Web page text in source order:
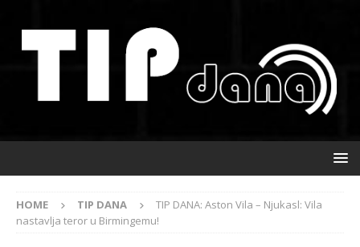
HOME TIP DANA
TIP DANA: Aston Vila – Njukasl: Vila
nastavlja teror u Birmingemu!